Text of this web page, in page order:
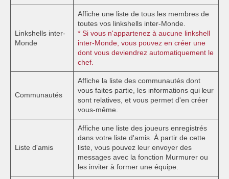
Linkshells inter-
Monde
Affiche une liste de tous les membres de
toutes vos linkshells inter-Monde.
* Si vous n'appartenez à aucune linkshell
inter-Monde, vous pouvez en créer une
dont vous deviendrez automatiquement le
chef.
Communautés
Affiche la liste des communautés dont
vous faites partie, les informations qui leur
sont relatives, et vous permet d'en créer
vous-même.
Liste d'amis
Affiche une liste des joueurs enregistrés
dans votre liste d'amis. À partir de cette
liste, vous pouvez leur envoyer des
messages avec la fonction Murmurer ou
les inviter à former une équipe.